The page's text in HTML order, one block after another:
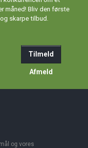
måned! Bliv den første
skarpe tilbud.
Tilmeld
Afmeld
og vores